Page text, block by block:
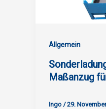
Allgemein
Maßanzug
Ingo /29.